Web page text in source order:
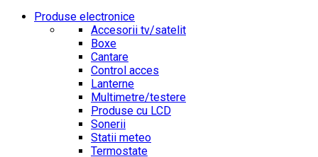
Produse electronice
Accesorii tv/satelit
Boxe
Cantare
Control acces
Lanterne
Multimetre/testere
Produse cu LCD
Sonerii
Statii meteo
Termostate